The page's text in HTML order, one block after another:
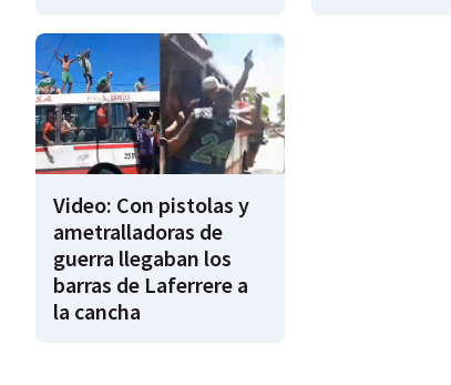
Video: Con pistolas y
ametralladoras de
guerra llegaban los
barras de Laferrere a
la cancha